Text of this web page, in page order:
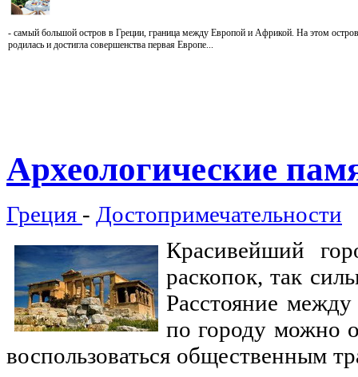
- самый большой остров в Греции, граница между Европой и Африкой. На этом
родилась и достигла совершенства первая Европе...
Археологические
Греция - Достопримечательности
Красивейший
раскопок, так
Расстояние
по городу можно
воспользоваться общественным